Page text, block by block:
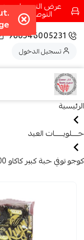
التوصيل في
966546005231
تسجيل الدخول
الرئيسية
حــــلويــــــات العيد
كوجو توفي حبة كبير كاكاو 1000جرام